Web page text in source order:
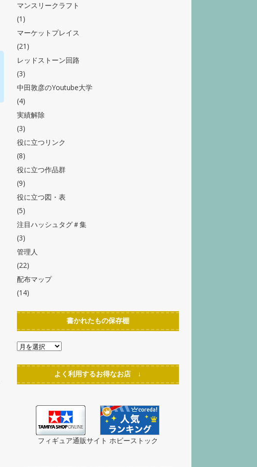
マンスリークラフト
(1)
マーケットプレイス
(21)
レッドストーン回路
(3)
中田敦彦のYoutube大学
(4)
実績解除
(3)
役に立つリンク
(8)
役に立つ作品群
(9)
役に立つ図・表
(5)
注目ハッシュタグ＃集
(3)
管理人
(22)
配布マップ
(14)
書かれたもの保存棚
よく利用するお得なお店 ↓
フィギュア通販サイト ホビーストック